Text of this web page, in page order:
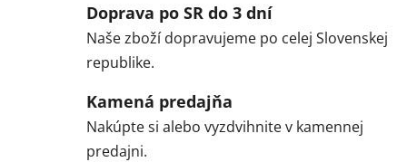
Doprava po SR do 3 dní
Naše zboží dopravujeme po celej Slovenskej
republike.
Kamená predajňa
Nakúpte si alebo vyzdvihnite v kamennej
predajni.